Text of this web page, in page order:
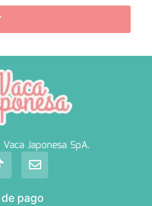
Japonesa SpA.
pago